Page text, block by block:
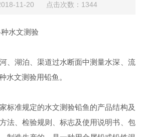
11-20 点击次数：1344
水文测验
、湖泊、渠道过水断面中测量水深、流
水文测验用铅鱼。
准规定的水文测验铅鱼的产品结构及
法、检验规则、标志及使用说明书、包